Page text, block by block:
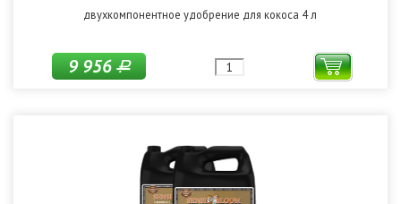
двухкомпонентное удобрение для кокоса 4 л
9 956Р